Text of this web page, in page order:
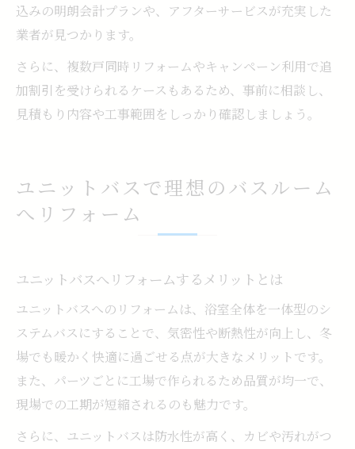
込みの明朗会計プランや、アフターサービスが充実した
業者が見つかります。
さらに、複数戸同時リフォームやキャンペーン利用で追
加割引を受けられるケースもあるため、事前に相談し、
見積もり内容や工事範囲をしっかり確認しましょう。
ユニットバスで理想のバスルーム
へリフォーム
ユニットバスへリフォームするメリットとは
ユニットバスへのリフォームは、浴室全体を一体型のシ
ステムバスにすることで、気密性や断熱性が向上し、冬
場でも暖かく快適に過ごせる点が大きなメリットです。
また、パーツごとに工場で作られるため品質が均一で、
現場での工期が短縮されるのも魅力です。
さらに、ユニットバスは防水性が高く、カビや汚れがつ